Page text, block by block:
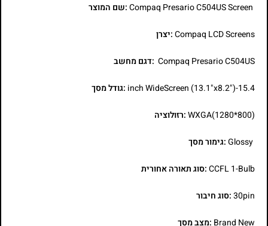
:שם המוצר
Compaq LCD Screens:יצרן
Compaq Presario C504US :דגם מחשב
15.4-inch WideScreen (13.1"x8.2") :גודל מסך
WXGA(1280*800):רזולוציה
Glossy:גימור מסך
CCFL 1-Bulb:סוג תאורה אחורית
30pin:סוג חיבור
Brand New :מצב מסך